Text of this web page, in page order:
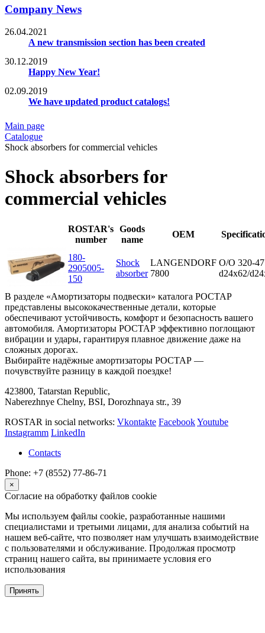
Company News
26.04.2021
A new transmission section has been created
30.12.2019
Happy New Year!
02.09.2019
We have updated product catalogs!
Main page
Catalogue
Shock absorbers for commercial vehicles
Shock absorbers for
commercial vehicles
ROSTAR's
number
Goods
name
OEM
180-
2905005-
150
Shock
absorber
LANGENDORF
7800
O/O 320-
d24x62/
В разделе «Амортизаторы подвески» каталога РОСТАР
представлены высококачественные детали, которые
обеспечивают устойчивость, комфорт и безопасность вашего
автомобиля. Амортизаторы РОСТАР эффективно поглощают
вибрации и удары, гарантируя плавное движение даже на
сложных дорогах.
Выбирайте надёжные амортизаторы РОСТАР —
почувствуйте разницу в каждой поездке!
423800, Tatarstan Republic,
Naberezhnye Chelny, BSI, Dorozhnaya str., 39
ROSTAR in social networks: Vkontakte FacebookYoutube
Instagramm LinkedIn
Contacts
Phone: +7 (8552) 77-86-71
×
Согласие на обработку файлов cookie
Мы используем файлы cookie, разработанные нашими
специалистами и третьими лицами, для анализа событий на
нашем веб-сайте, что позволяет нам улучшать взаимодействие
с пользователями и обслуживание. Продолжая просмотр
страниц нашего сайта, вы принимаете условия его
использования
Принять